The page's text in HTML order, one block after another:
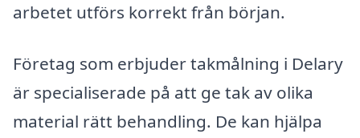
arbetet utförs korrekt från början.
Företag som erbjuder takmålning i Delary
är specialiserade på att ge tak av olika
material rätt behandling. De kan hjälpa